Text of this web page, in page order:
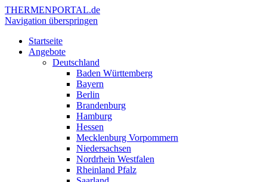
THERMENPORTAL.de
Navigation überspringen
Startseite
Angebote
Deutschland
Baden Württemberg
Bayern
Berlin
Brandenburg
Hamburg
Hessen
Mecklenburg Vorpommern
Niedersachsen
Nordrhein Westfalen
Rheinland Pfalz